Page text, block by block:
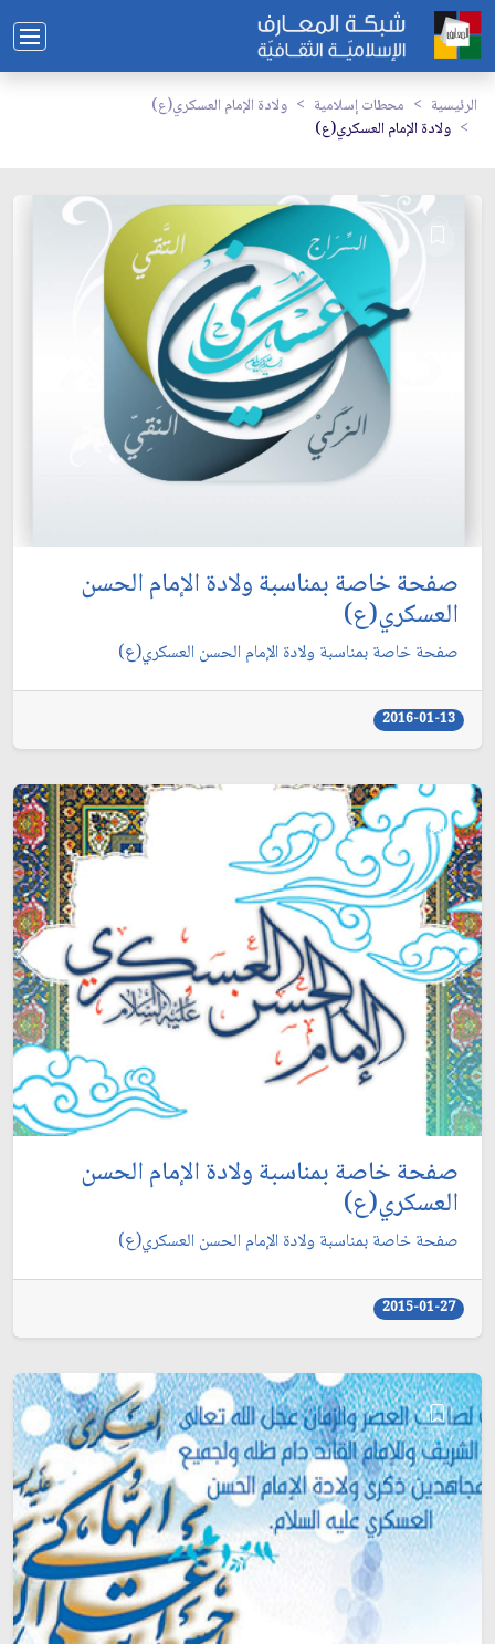
الرئيسية محطات إسلامية
ولادة الإمام العسكري(ع)
ولادة الإمام العسكري(ع)
صفحة خاصة بمناسبة ولادة الإمام الحسن
العسكري(ع)
صفحة خاصة بمناسبة ولادة الإمام الحسن العسكري(ع)
2016-01-13
صفحة خاصة بمناسبة ولادة الإمام الحسن
العسكري(ع)
صفحة خاصة بمناسبة ولادة الإمام الحسن العسكري(ع)
2015-01-27